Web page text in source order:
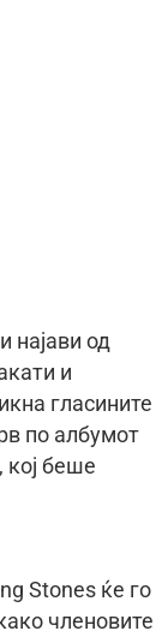
најави од
и
гласините
по албумот
кој беше
Stones ќе го
членовите